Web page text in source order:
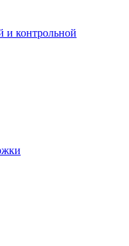
и контрольной